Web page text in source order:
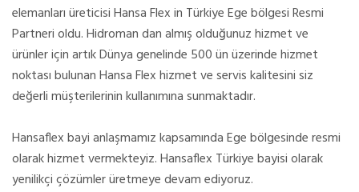
elemanları üreticisi Hansa Flex in Türkiye Ege bölgesi Resmi
Partneri oldu. Hidroman dan almış olduğunuz hizmet ve
ürünler için artık Dünya genelinde 500 ün üzerinde hizmet
noktası bulunan Hansa Flex hizmet ve servis kalitesini siz
değerli müşterilerinin kullanımına sunmaktadır.
Hansaflex bayi anlaşmamız kapsamında Ege bölgesinde resmi
olarak hizmet vermekteyiz. Hansaflex Türkiye bayisi olarak
yenilikçi çözümler üretmeye devam ediyoruz.